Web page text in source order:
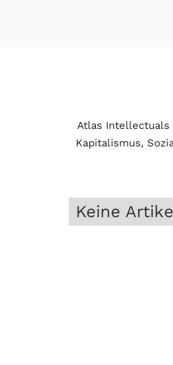
Atlas Intellectuals
Kapitalismus,
Keine